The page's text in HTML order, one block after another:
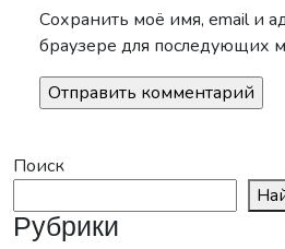
Сохранить моё имя, email и
браузере для последующих
Поиск
Рубрики